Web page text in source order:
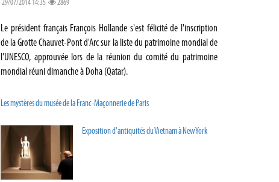
29/07/2014 14:35 2869
Le président français François Hollande s'est félicité de l'inscription
de la Grotte Chauvet-Pont d'Arc sur la liste du patrimoine mondial de
l'UNESCO, approuvée lors de la réunion du comité du patrimoine
mondial réuni dimanche à Doha (Qatar).
Les mystères du musée de la Franc-Maçonnerie de Paris
Exposition d'antiquités du Vietnam à New York